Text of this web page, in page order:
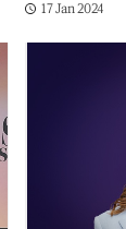
17 Jan 2024